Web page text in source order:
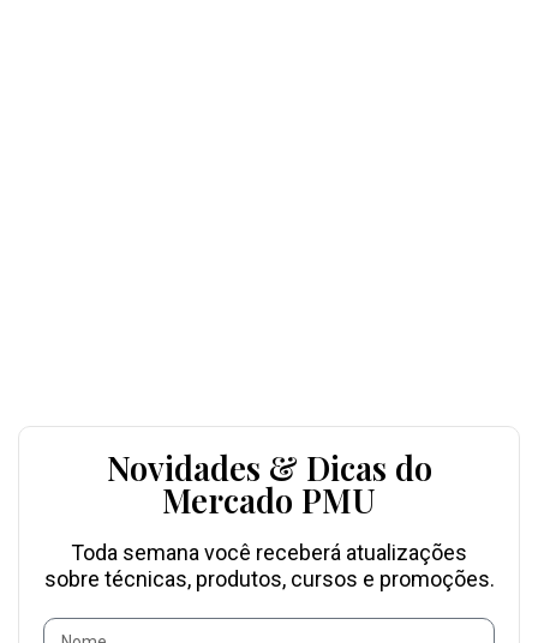
Novidades & Dicas do
Mercado PMU
Toda semana você receberá atualizações
sobre técnicas, produtos, cursos e promoções.